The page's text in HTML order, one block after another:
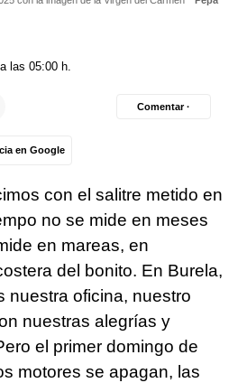
las 05:00 h.
en Google
Comentar ·
con el salitre metido en
no se mide en meses
en mareas, en
del bonito. En Burela,
nuestra oficina, nuestro
nuestras alegrías y
el primer domingo de
motores se apagan, las